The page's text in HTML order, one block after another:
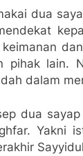
dua
pihak lain.
dalam
dua
Yakni